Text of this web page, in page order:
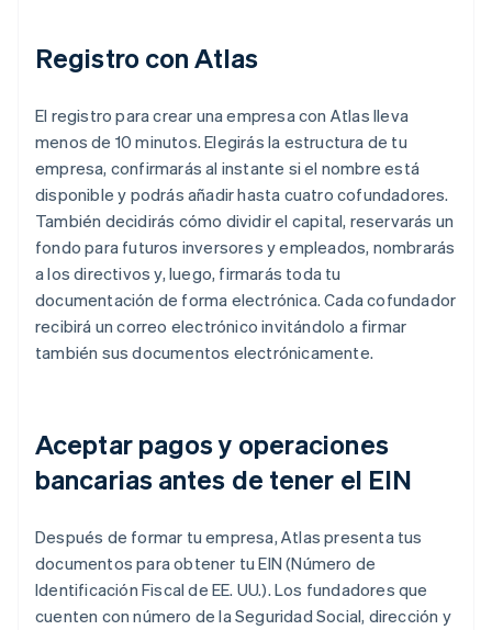
Registro con Atlas
El registro para crear una empresa con Atlas lleva
menos de 10 minutos. Elegirás la estructura de tu
empresa, confirmarás al instante si el nombre está
disponible y podrás añadir hasta cuatro cofundadores.
También decidirás cómo dividir el capital, reservarás un
fondo para futuros inversores y empleados, nombrarás
a los directivos y, luego, firmarás toda tu
documentación de forma electrónica. Cada cofundador
recibirá un correo electrónico invitándolo a firmar
también sus documentos electrónicamente.
Aceptar pagos y operaciones
bancarias antes de tener el EIN
Después de formar tu empresa, Atlas presenta tus
documentos para obtener tu EIN (Número de
Identificación Fiscal de EE. UU.). Los fundadores que
cuenten con número de la Seguridad Social, dirección y